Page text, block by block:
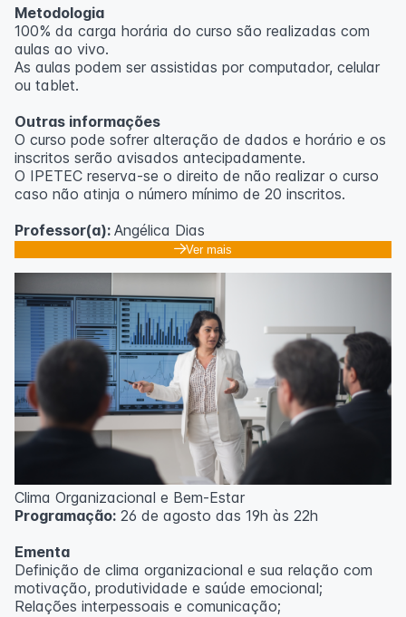
Metodologia
100% da carga horária do curso são realizadas com
aulas ao vivo.
As aulas podem ser assistidas por computador, celular
ou tablet.
Outras informações
O curso pode sofrer alteração de dados e horário e os
inscritos serão avisados ​​antecipadamente.
O IPETEC reserva-se o direito de não realizar o curso
caso não atinja o número mínimo de 20 inscritos.
Professor(a): Angélica Dias
Ver mais
Clima Organizacional e Bem-Estar
Programação: 26 de agosto das 19h às 22h
Ementa
Definição de clima organizacional e sua relação com
motivação, produtividade e saúde emocional;
Relações interpessoais e comunicação;